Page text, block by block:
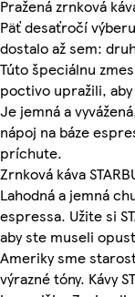
Pražená zrnková
Päť desaťročí
dostalo až sem:
Túto špeciálnu
poctivo upražili,
Je jemná a
nápoj na báze
príchute.
Zrnková káva
Lahodná a jemná
espressa. Užite si
aby ste museli
Ameriky sme
výrazné tóny. Kávy